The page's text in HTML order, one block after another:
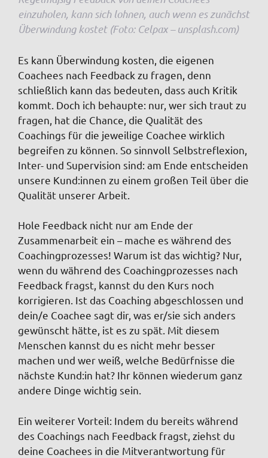
einzuholen, kann sich lohnen, auch wenn es zunächst
Überwindung kostet (Foto: Celpax – unsplash.com)
Es kann Überwindung kosten, die eigenen
Coachees nach Feedback zu fragen, denn
schließlich kann das bedeuten, dass auch Kritik
kommt. Doch ich behaupte: nur, wer sich traut zu
fragen, hat die Chance, die Qualität des
Coachings für die jeweilige Coachee wirklich
begreifen zu können. So sinnvoll Selbstreflexion,
Inter- und Supervision sind: am Ende entscheiden
unsere Kund:innen zu einem großen Teil über die
Qualität unserer Arbeit.
Hole Feedback nicht nur am Ende der
Zusammenarbeit ein – mache es während des
Coachingprozesses! Warum ist das wichtig? Nur,
wenn du während des Coachingprozesses nach
Feedback fragst, kannst du den Kurs noch
korrigieren. Ist das Coaching abgeschlossen und
dein/e Coachee sagt dir, was er/sie sich anders
gewünscht hätte, ist es zu spät. Mit diesem
Menschen kannst du es nicht mehr besser
machen und wer weiß, welche Bedürfnisse die
nächste Kund:in hat? Ihr können wiederum ganz
andere Dinge wichtig sein.
Ein weiterer Vorteil: Indem du bereits während
des Coachings nach Feedback fragst, ziehst du
deine Coachees in die Mitverantwortung für